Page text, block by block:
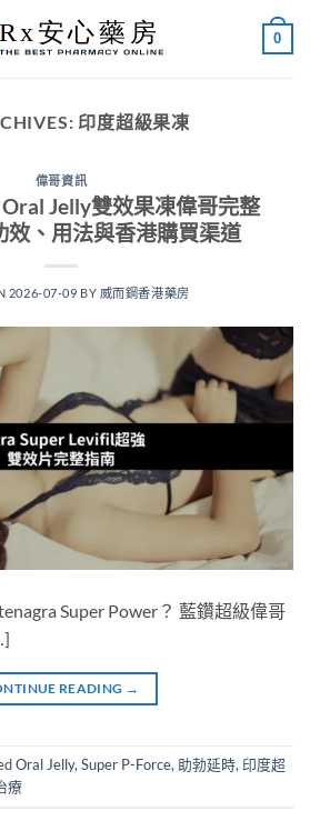
0
印度超級果凍
偉哥資訊
Jelly雙效果凍偉哥完整
效、用法與香港購買渠道
2026-07-09 BY 威而鋼香港藥房
Super Power？ 藍鑽超級偉哥
READING →
Oral Jelly,Super P-Force,助勃延時,印度超
療